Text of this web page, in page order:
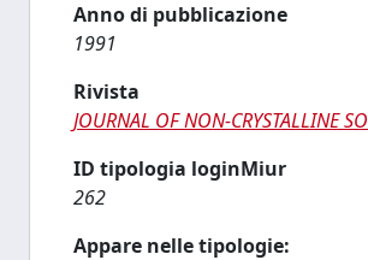
Anno di pubblicazione
1991
Rivista
JOURNAL OF NON-CRYSTALLINE
ID tipologia loginMiur
262
Appare nelle tipologie: